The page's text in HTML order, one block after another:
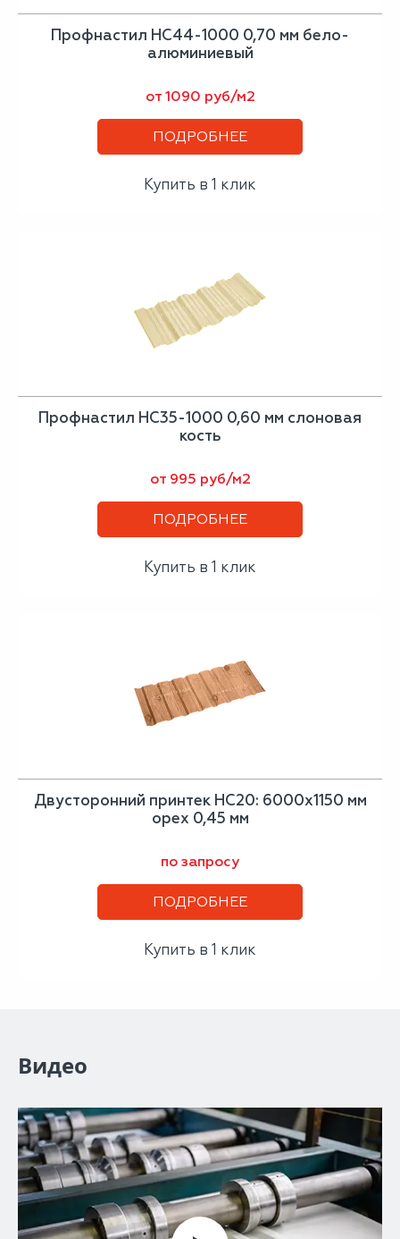
Профнастил НС44-1000 0,70 мм бело-
алюминиевый
от 1090 руб/м2
ПОДРОБНЕЕ
Купить в 1 клик
Профнастил НС35-1000 0,60 мм слоновая
кость
от 995 руб/м2
ПОДРОБНЕЕ
Купить в 1 клик
Двусторонний принтек НС20: 6000x1150 мм
орех 0,45 мм
по запросу
ПОДРОБНЕЕ
Купить в 1 клик
Видео